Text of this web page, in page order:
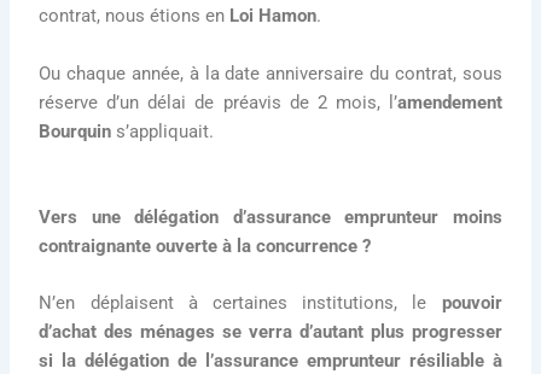
contrat, nous étions en Loi Hamon.
Ou chaque année, à la date anniversaire du contrat, sous
réserve d’un délai de préavis de 2 mois, l’amendement
Bourquin s’appliquait.
Vers une délégation d’assurance emprunteur moins
contraignante ouverte à la concurrence ?
N’en déplaisent à certaines institutions, le pouvoir
d’achat des ménages se verra d’autant plus progresser
si la délégation de l’assurance emprunteur résiliable à